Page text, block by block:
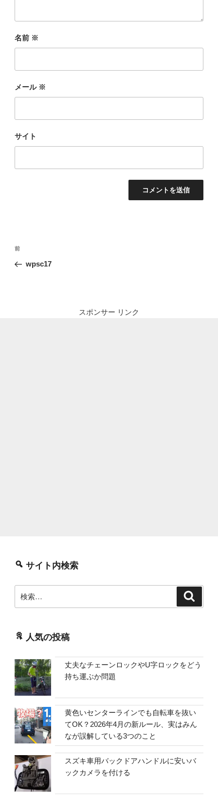
名前 ※
メール ※
サイト
投
ナ
前
の
前
wpsc17
スポンサー リンク
サイト内検索
索:
人気の投稿
丈夫なチェーンロックやU字ロックをどう
持ち運ぶか問題
黄色いセンターラインでも自転車を抜い
てOK？2026年4月の新ルール、実はみん
なが誤解している3つのこと
スズキ車用バックドアハンドルに安いバ
ックカメラを付ける